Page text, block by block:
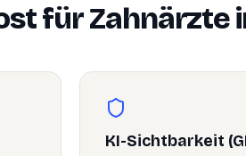
fürZahnärzte
KI-Sichtbarkeit